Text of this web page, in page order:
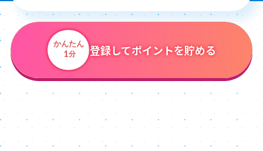
かんたん
1分 登録してポイントを貯める